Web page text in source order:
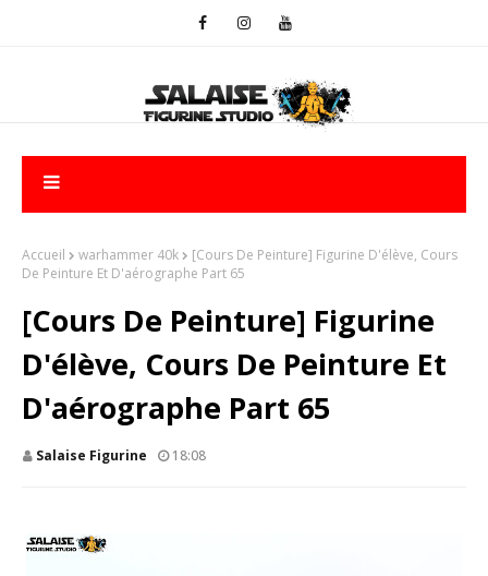
Accueil warhammer 40k
[Cours De Peinture] Figurine D'élève, Cours
De Peinture Et D'aérographe Part 65
[Cours De Peinture] Figurine
D'élève, Cours De Peinture Et
D'aérographe Part 65
Salaise Figurine 18:08